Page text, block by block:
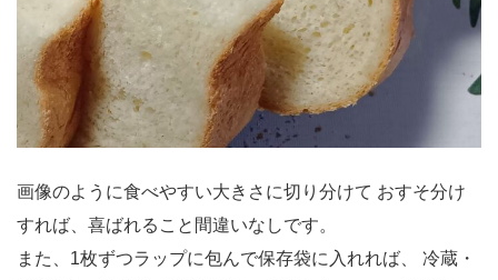
画像のように食べやすい大きさに切り分けて おすそ分け
すれば、喜ばれること間違いなしです。
また、1枚ずつラップに包んで保存袋に入れれば、 冷蔵・